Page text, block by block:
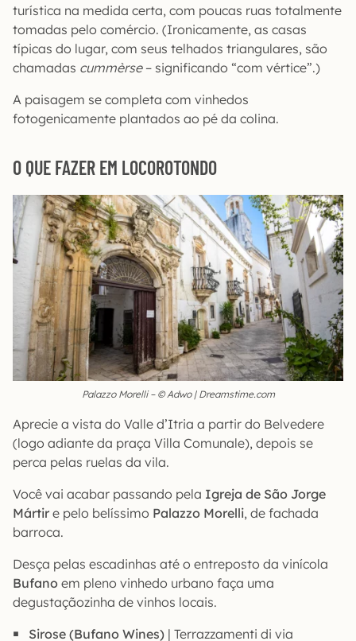
turística na medida certa, com poucas ruas totalmente
tomadas pelo comércio. (Ironicamente, as casas
típicas do lugar, com seus telhados triangulares, são
chamadas cummèrse– significando “com vértice”.)
A paisagem se completa com vinhedos
fotogenicamente plantados ao pé da colina.
O QUE FAZER EM LOCOROTONDO
Palazzo Morelli – © Adwo | Dreamstime.com
Aprecie a vista do Valle d’Itria a partir do Belvedere
(logo adiante da praça Villa Comunale), depois se
perca pelas ruelas da vila.
Você vai acabar passando pela Igreja de São Jorge
Mártir e pelo belíssimo Palazzo Morelli, de fachada
barroca.
Desça pelas escadinhas até o entreposto da vinícola
Bufano em pleno vinhedo urbano faça uma
degustaçãozinha de vinhos locais.
Sirose (Bufano Wines) | Terrazzamenti di via